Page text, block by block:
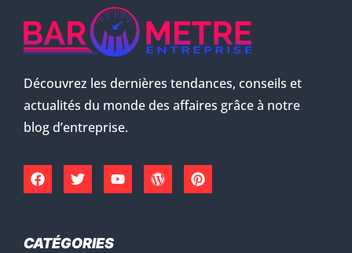
Découvrez les dernières tendances, conseils et
actualités du monde des affaires grâce à notre
blog d’entreprise.
CATÉGORIES